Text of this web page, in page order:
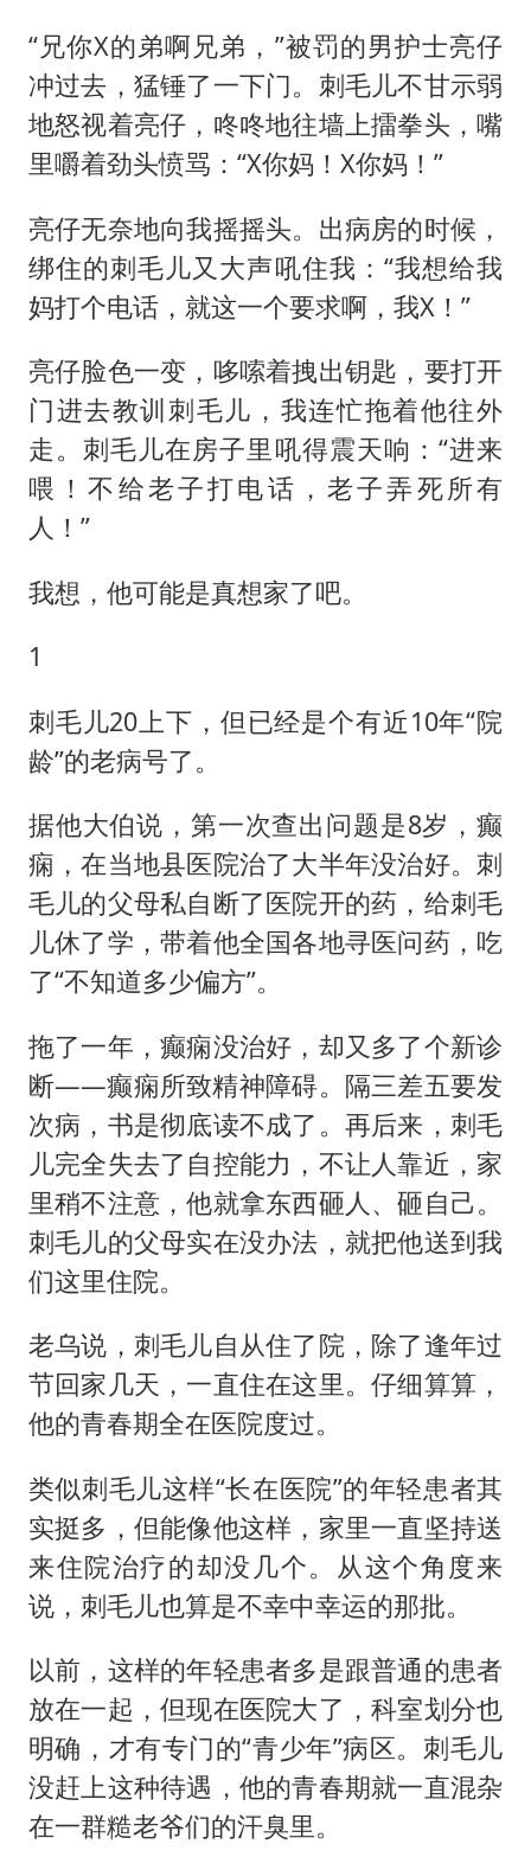
“兄你X的弟啊兄弟，”被罚的男护士亮仔
冲过去，猛锤了一下门。刺毛儿不甘示弱
地怒视着亮仔，咚咚地往墙上擂拳头，嘴
里嚼着劲头愤骂：“X你妈！X你妈！”
亮仔无奈地向我摇摇头。出病房的时候，
绑住的刺毛儿又大声吼住我：“我想给我
妈打个电话，就这一个要求啊，我X！”
亮仔脸色一变，哆嗦着拽出钥匙，要打开
门进去教训刺毛儿，我连忙拖着他往外
走。刺毛儿在房子里吼得震天响：“进来
喂！不给老子打电话，老子弄死所有
人！”
我想，他可能是真想家了吧。
1
刺毛儿20上下，但已经是个有近10年“院
龄”的老病号了。
据他大伯说，第一次查出问题是8岁，癫
痫，在当地县医院治了大半年没治好。刺
毛儿的父母私自断了医院开的药，给刺毛
儿休了学，带着他全国各地寻医问药，吃
了“不知道多少偏方”。
拖了一年，癫痫没治好，却又多了个新诊
断——癫痫所致精神障碍。隔三差五要发
次病，书是彻底读不成了。再后来，刺毛
儿完全失去了自控能力，不让人靠近，家
里稍不注意，他就拿东西砸人、砸自己。
刺毛儿的父母实在没办法，就把他送到我
们这里住院。
老乌说，刺毛儿自从住了院，除了逢年过
节回家几天，一直住在这里。仔细算算，
他的青春期全在医院度过。
类似刺毛儿这样“长在医院”的年轻患者其
实挺多，但能像他这样，家里一直坚持送
来住院治疗的却没几个。从这个角度来
说，刺毛儿也算是不幸中幸运的那批。
以前，这样的年轻患者多是跟普通的患者
放在一起，但现在医院大了，科室划分也
明确，才有专门的“青少年”病区。刺毛儿
没赶上这种待遇，他的青春期就一直混杂
在一群糙老爷们的汗臭里。